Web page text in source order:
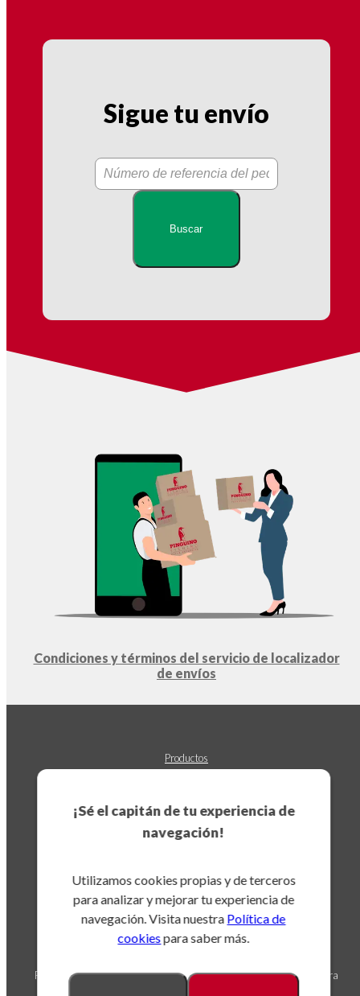
¡Sé el capitán de tu experiencia de
navegación!
Utilizamos cookies propias y de terceros
para analizar y mejorar tu experiencia de
navegación. Visita nuestra Política de
cookiespara saber más.
Sigue tu envío
Buscar
Condiciones y términos del servicio de localizador
de envíos
Productos
Destacados
Suscríbete a nuestro boletín
Puedes darte de baja en cualquier momento. Para ello, consulta nuestra